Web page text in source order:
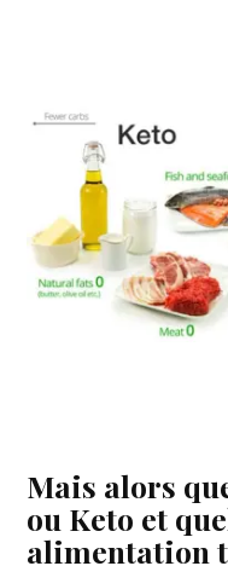
Mais alors
ou Keto et
alimentation